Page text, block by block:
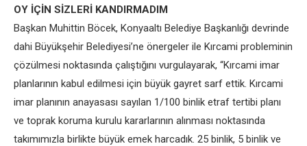
OY İÇİN SİZLERİ KANDIRMADIM
Başkan Muhittin Böcek, Konyaaltı Belediye Başkanlığı devrinde
dahi Büyükşehir Belediyesi’ne önergeler ile Kırcami probleminin
çözülmesi noktasında çalıştığını vurgulayarak, “Kırcami imar
planlarının kabul edilmesi için büyük gayret sarf ettik. Kırcami
imar planının anayasası sayılan 1/100 binlik etraf tertibi planı
ve toprak koruma kurulu kararlarının alınması noktasında
takımımızla birlikte büyük emek harcadık. 25 binlik, 5 binlik ve